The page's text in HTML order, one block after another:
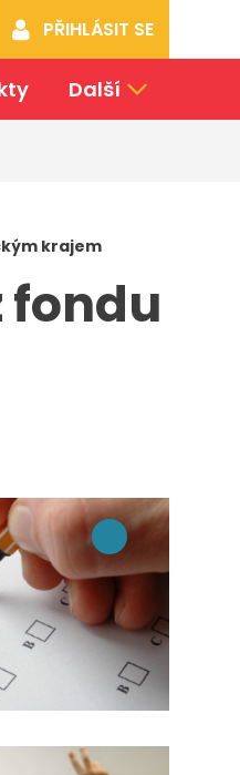
PŘIHLÁSIT SE
Další
krajem
fondu